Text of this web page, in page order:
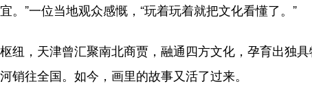
。”一位当地观众感慨，“玩着玩着就把文化看懂了。”
，天津曾汇聚南北商贾，融通四方文化，孕育出独
销往全国。如今，画里的故事又活了过来。